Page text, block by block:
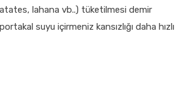
lahana vb..) tüketilmesi demir
suyu içirmeniz kansızlığı daha hızlı